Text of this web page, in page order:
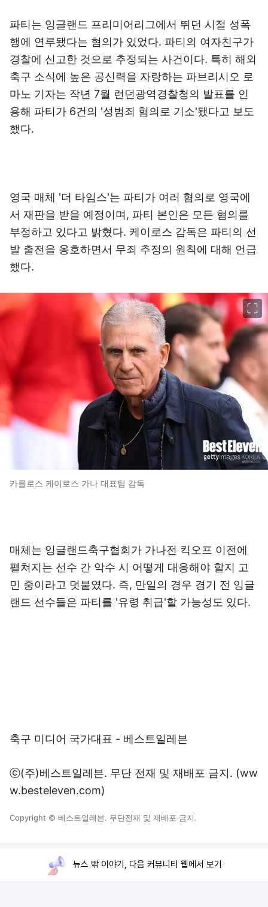
파티는 잉글랜드 프리미어리그에서 뛰던 시절 성폭
행에 연루됐다는 혐의가 있었다. 파티의 여자친구가
경찰에 신고한 것으로 추정되는 사건이다. 특히 해외
축구 소식에 높은 공신력을 자랑하는 파브리시오 로
마노 기자는 작년 7월 런던광역경찰청의 발표를 인
용해 파티가 6건의 '성범죄 혐의로 기소'됐다고 보도
했다.
영국 매체 '더 타임스'는 파티가 여러 혐의로 영국에
서 재판을 받을 예정이며, 파티 본인은 모든 혐의를
부정하고 있다고 밝혔다. 케이로스 감독은 파티의 선
발 출전을 옹호하면서 무죄 추정의 원칙에 대해 언급
했다.
카를로스 케이로스 가나 대표팀 감독
매체는 잉글랜드축구협회가 가나전 킥오프 이전에
펼쳐지는 선수 간 악수 시 어떻게 대응해야 할지 고
민 중이라고 덧붙였다. 즉, 만일의 경우 경기 전 잉글
랜드 선수들은 파티를 '유령 취급'할 가능성도 있다.
축구 미디어 국가대표 - 베스트일레븐
ⓒ(주)베스트일레븐. 무단 전재 및 재배포 금지. (ww
w.besteleven.com)
Copyright © 베스트일레븐. 무단전재 및 재배포 금지.
뉴스 밖 이야기, 다음 커뮤니티 웹에서 보기